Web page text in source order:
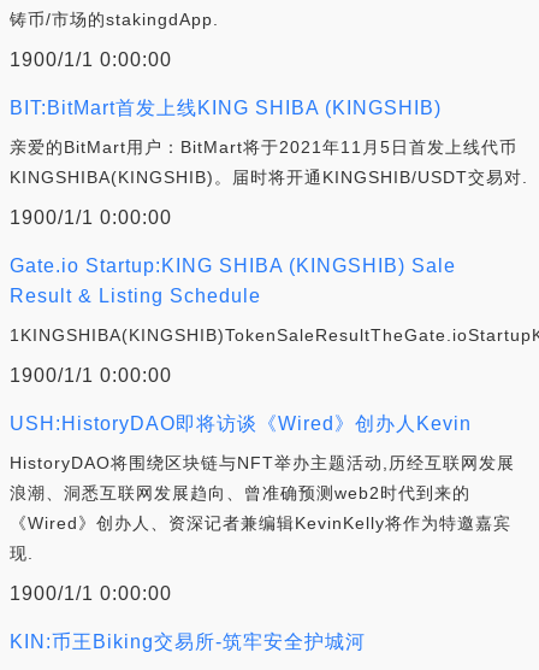
铸币/市场的stakingdApp.
1900/1/1 0:00:00
BIT:BitMart首发上线KING SHIBA (KINGSHIB)
亲爱的BitMart用户：BitMart将于2021年11月5日首发上线代币
KINGSHIBA(KINGSHIB)。届时将开通KINGSHIB/USDT交易对.
1900/1/1 0:00:00
Gate.io Startup:KING SHIBA (KINGSHIB) Sale
Result & Listing Schedule
1900/1/1 0:00:00
USH:HistoryDAO即将访谈《Wired》创办人Kevin
HistoryDAO将围绕区块链与NFT举办主题活动,历经互联网发展
浪潮、洞悉互联网发展趋向、曾准确预测web2时代到来的
《Wired》创办人、资深记者兼编辑KevinKelly将作为特邀嘉宾
现.
1900/1/1 0:00:00
KIN:币王Biking交易所-筑牢安全护城河